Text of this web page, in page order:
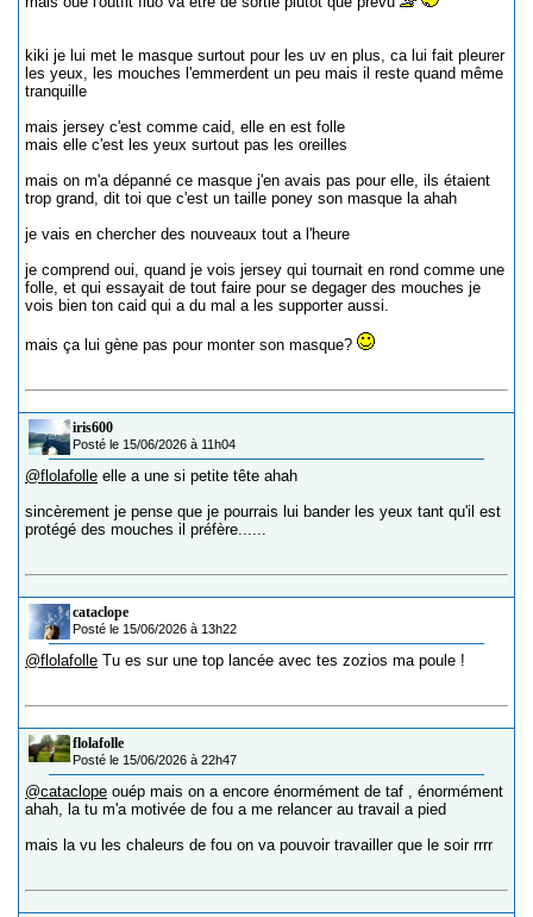
kiki je lui met le masque surtout pour les uv en plus, ca lui fait pleurer
les yeux, les mouches l'emmerdent un peu mais il reste quand même
tranquille
mais jersey c'est comme caid, elle en est folle
mais elle c'est les yeux surtout pas les oreilles
mais on m'a dépanné ce masque j'en avais pas pour elle, ils étaient
trop grand, dit toi que c'est un taille poney son masque la ahah
je vais en chercher des nouveaux tout a l'heure
je comprend oui, quand je vois jersey qui tournait en rond comme une
folle, et qui essayait de tout faire pour se degager des mouches je
vois bien ton caid qui a du mal a les supporter aussi.
mais ça lui gène pas pour monter son masque?
iris600
Posté le 15/06/2026 à 11h04
@flolafolle elle a une si petite tête ahah
sincèrement je pense que je pourrais lui bander les yeux tant qu'il est
protégé des mouches il préfère......
cataclope
Posté le 15/06/2026 à 13h22
@flolafolle Tu es sur une top lancée avec tes zozios ma poule !
flolafolle
Posté le 15/06/2026 à 22h47
@cataclope ouép mais on a encore énormément de taf , énormément
ahah, la tu m'a motivée de fou a me relancer au travail a pied
mais la vu les chaleurs de fou on va pouvoir travailler que le soir rrrr